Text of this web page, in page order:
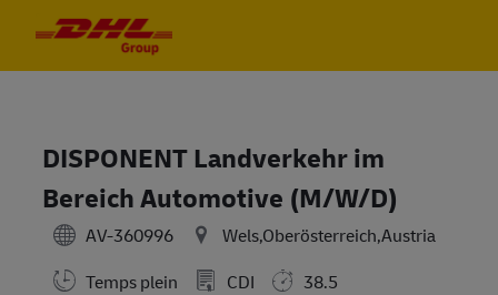
DISPONENT Landverkehr im
Bereich Automotive (M/W/D)
AV-360996
Wels,Oberösterreich,Austria
Temps plein
CDI
38.5